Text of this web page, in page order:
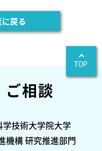
戻る
ご相談
技術大学院大学
機構 研究推進部門
TOP